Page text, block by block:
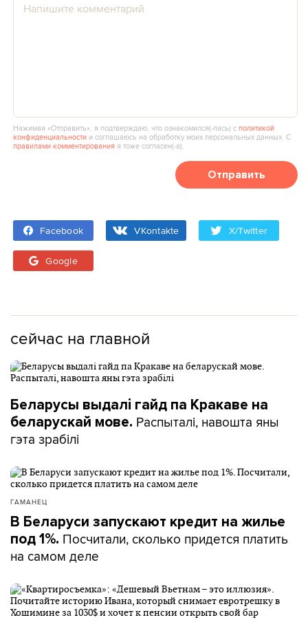
Нажимая «Отправить», я подтверждаю, что ознакомился(‑лась) сполитикой
конфиденциальности и соглашаюсь на обработку моих персональных данных. С
правилами комментирования я тоже согласен(‑а).
Отправить
Facebook VKontakte X/Twitter
Google
сейчас на главной
Беларусы выдалі гайд па Кракаве на
беларускай мове. Распыталі, навошта яны
гэта зрабілі
ГАМАНЕЦ
В Беларуси запускают кредит на жилье
под 1%. Посчитали, сколько придется платить
на самом деле